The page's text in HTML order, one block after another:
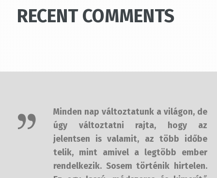
jelentsen is valamit, az több időbe
telik, mint amivel a legtöbb ember
rendelkezik. Sosem történik
hirtelen. Ez egy lassú, módszeres és
kimerítő folyamat. És nem